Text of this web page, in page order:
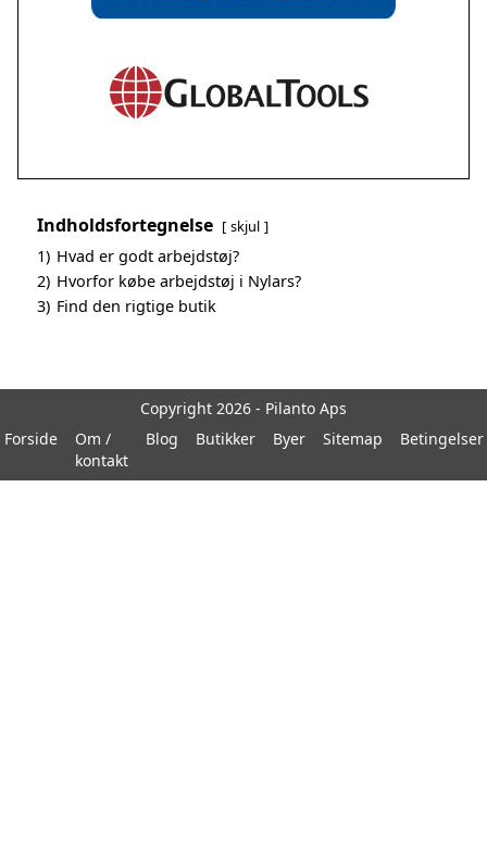
Indholdsfortegnelse skjul
1) Hvad er godt arbejdstøj?
2) Hvorfor købe arbejdstøj i Nylars?
3) Find den rigtige butik
Copyright 2026 - Pilanto Aps
Forside
Om /
kontakt
Blog Butikker Byer Sitemap Betingelser